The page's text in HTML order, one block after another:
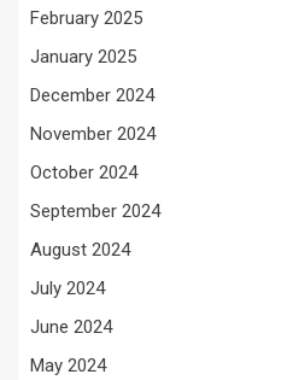
February 2025
January 2025
December 2024
November 2024
October 2024
September 2024
August 2024
July 2024
June 2024
May 2024